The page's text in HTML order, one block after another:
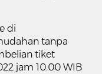
di
tanpa
tiket
jam 10.00 WIB